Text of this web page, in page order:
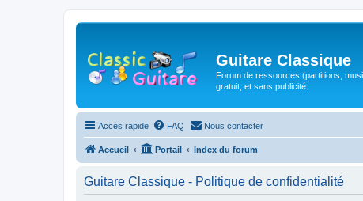
Guitare Classique
Forum de ressources (partitions,
gratuit, et sans publicité.
Accès rapide FAQ Nous contacter
Accueil Portail Index du forum
Guitare Classique - Politique de confidentialité